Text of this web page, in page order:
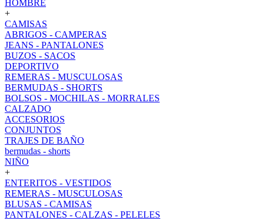
HOMBRE
+
CAMISAS
ABRIGOS - CAMPERAS
JEANS - PANTALONES
BUZOS - SACOS
DEPORTIVO
REMERAS - MUSCULOSAS
BERMUDAS - SHORTS
BOLSOS - MOCHILAS - MORRALES
CALZADO
ACCESORIOS
CONJUNTOS
TRAJES DE BAÑO
bermudas - shorts
NIÑO
+
ENTERITOS - VESTIDOS
REMERAS - MUSCULOSAS
BLUSAS - CAMISAS
PANTALONES - CALZAS - PELELES